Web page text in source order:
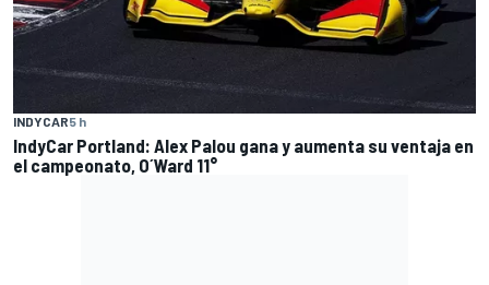
INDYCAR5 h
IndyCar Portland: Alex Palou gana y aumenta su ventaja en
el campeonato, O´Ward 11°